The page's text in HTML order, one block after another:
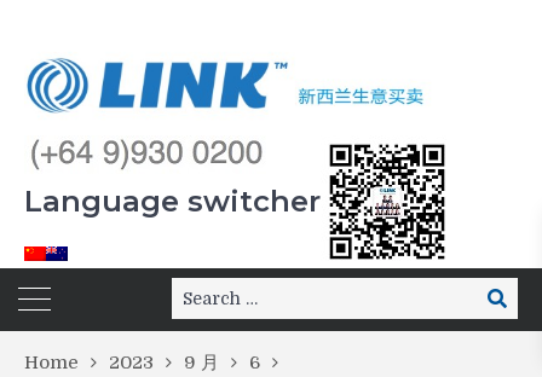
Language switcher
Home 2023 9 月
6